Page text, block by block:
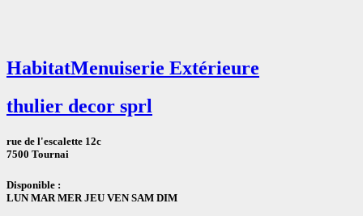
HabitatMenuiserie Extérieure
thulier decor sprl
rue de l'escalette 12c
7500 Tournai
Disponible :
LUN MAR MER JEU VEN SAM DIM